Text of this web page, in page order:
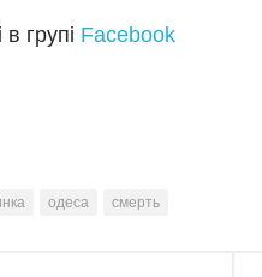
групі Facebook
одеса смерть